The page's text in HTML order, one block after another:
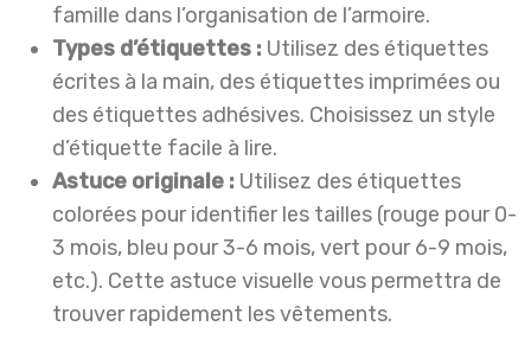
famille dans l’organisation de l’armoire.
Types d’étiquettes : Utilisez des étiquettes
écrites à la main, des étiquettes imprimées ou
des étiquettes adhésives. Choisissez un style
d’étiquette facile à lire.
Astuce originale : Utilisez des étiquettes
colorées pour identifier les tailles (rouge pour 0-
3 mois, bleu pour 3-6 mois, vert pour 6-9 mois,
etc.). Cette astuce visuelle vous permettra de
trouver rapidement les vêtements.